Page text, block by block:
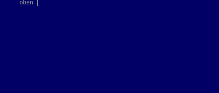
oben